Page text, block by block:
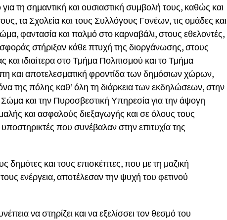
τη σημαντική και ουσιαστική συμβολή τους, καθώς και
τα Σχολεία και τους Συλλόγους Γονέων, τις ομάδες και
φαντασία και παλμό στο καρναβάλι, στους εθελοντές,
στήριξαν κάθε πτυχή της διοργάνωσης, στους
ιδιαίτερα στο Τμήμα Πολιτισμού και το Τμήμα
και αποτελεσματική φροντίδα των δημόσιων χώρων,
της πόλης καθ’ όλη τη διάρκεια των εκδηλώσεων, στην
Σώμα και την Πυροσβεστική Υπηρεσία για την άψογη
και ασφαλούς διεξαγωγής και σε όλους τους
που συνέβαλαν στην επιτυχία της
δημότες και τους επισκέπτες, που με τη μαζική
ενέργεια, αποτέλεσαν την ψυχή του φετινού
να στηρίζει και να εξελίσσει τον θεσμό του